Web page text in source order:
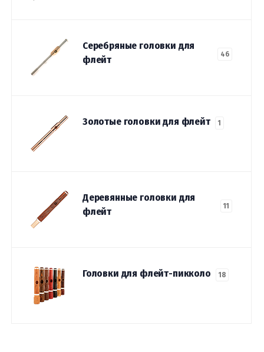
Серебряные головки для
флейт
46
Золотые головки для флейт 1
Деревянные головки для
флейт
11
Головки для флейт-пикколо 18